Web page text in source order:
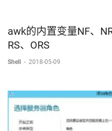
awk的内置变量NF、
RS、ORS
Shell - 2018-05-09